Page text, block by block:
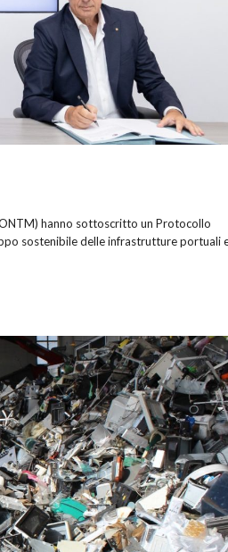
hanno sottoscritto un Protocollo
sostenibile delle infrastrutture portuali